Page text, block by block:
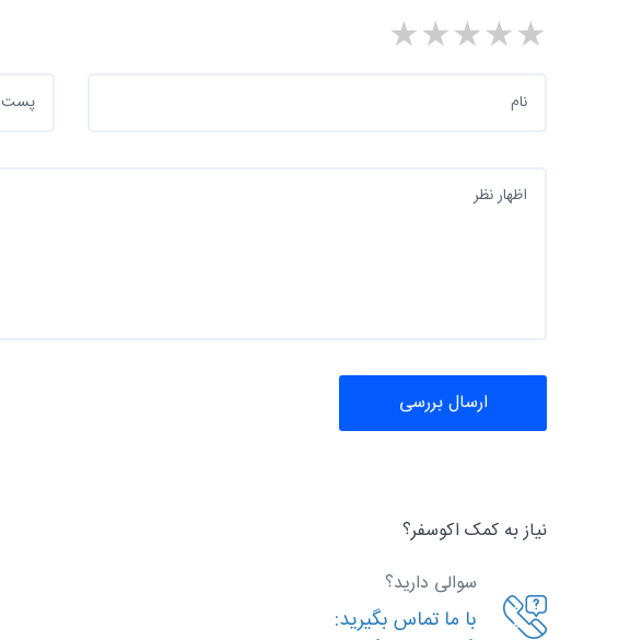
ارسال بررسی
نیاز به کمک اکوسفر؟
سوالی دارید؟
با ما تماس بگیرید: